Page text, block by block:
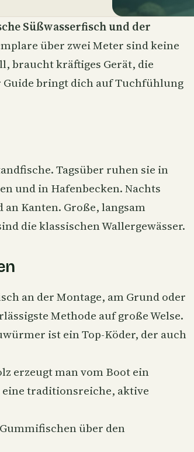
Süßwasserfisch und der
über zwei Meter sind keine
braucht kräftiges Gerät, die
bringt dich auf Tuchfühlung
Tagsüber ruhen sie in
und in Hafenbecken. Nachts
an Kanten. Große, langsam
die klassischen Wallergewässer.
an der Montage, am Grund oder
Methode auf große Welse.
ist ein Top-Köder, der auch
erzeugt man vom Boot ein
eine traditionsreiche, aktive
über den